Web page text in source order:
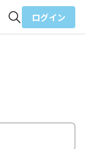
ログイン